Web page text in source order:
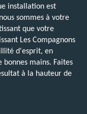
installation est
sommes à votre
que votre
Les Compagnons
d'esprit, en
mains. Faites
à la hauteur de